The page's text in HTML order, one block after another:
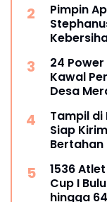
Pimpin
24 Power
Kawal
Desa
Tampil di
Siap
Bertahan
1536
Cup I
hingga 64